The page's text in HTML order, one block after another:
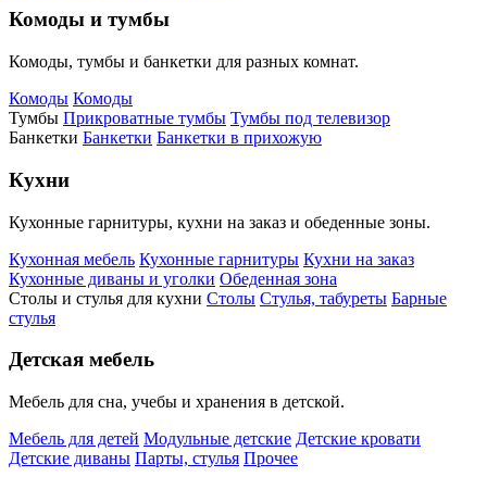
Комоды и тумбы
Комоды, тумбы и банкетки для разных комнат.
Комоды Комоды
Тумбы Прикроватные тумбы Тумбы под телевизор
Банкетки Банкетки Банкетки в прихожую
Кухни
Кухонные гарнитуры, кухни на заказ и обеденные зоны.
Кухонная мебель Кухонные гарнитуры Кухни на заказ
Кухонные диваны и уголки Обеденная зона
Столы и стулья для кухни Столы Стулья, табуреты Барные
стулья
Детская мебель
Мебель для сна, учебы и хранения в детской.
Мебель для детей Модульные детские Детские кровати
Детские диваны Парты, стулья Прочее